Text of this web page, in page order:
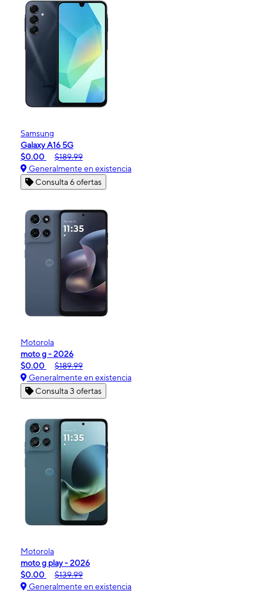
Samsung
Galaxy A16 5G
$0.00
$189.99
Generalmente en existencia
Consulta 6 ofertas
Motorola
moto g - 2026
$0.00
$189.99
Generalmente en existencia
Consulta 3 ofertas
Motorola
moto g play - 2026
$0.00
$139.99
Generalmente en existencia